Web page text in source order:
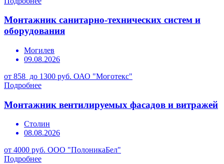
Монтажник санитарно-технических систем и
оборудования
Могилев
09.08.2026
от 858 до 1300 руб. ОАО "Моготекс"
Подробнее
Монтажник вентилируемых фасадов и витражей
Столин
08.08.2026
от 4000 руб. ООО "ПолоникаБел"
Подробнее